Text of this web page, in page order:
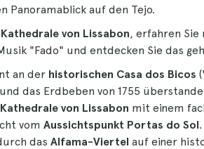
Panoramablick auf den Tejo.
von Lissabon, erfahren
"Fado" und entdecken Sie das
an der historischen Casa dos Bicos
das Erdbeben von 1755
Kathedrale von Lissabon mit einem
vom Aussichtspunkt Portas do Sol.
das Alfama-Viertel auf einer